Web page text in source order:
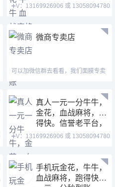
➕V：13169926906 或 13058094780
QQ:3122617673 玩
微商专卖店
可以加微信群去看看，我们面膜专卖
店旬邮送货
真人一元一分牛牛，
金花，血战麻将，跑
得快。信誉老平台，
秒到账！
➕V：13169926906 或 13058094780
QQ:3122617673 玩
手机玩金花，牛牛，
血战麻将，跑得快，